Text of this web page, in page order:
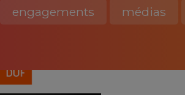
engagements médias